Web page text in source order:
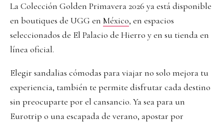
La Colección Golden Primavera 2026 ya está disponible
en boutiques de UGG en México, en espacios
seleccionados de El Palacio de Hierro y en su tienda en
línea oficial.
Elegir sandalias cómodas para viajar no solo mejora tu
experiencia, también te permite disfrutar cada destino
sin preocuparte por el cansancio. Ya sea para un
Eurotrip o una escapada de verano, apostar por